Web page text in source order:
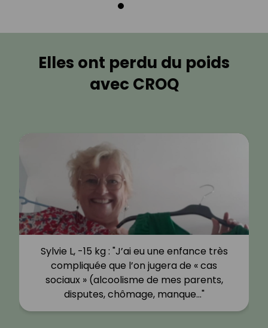
Elles ont perdu du poids
avec CROQ
Sylvie L, -15 kg : "J’ai eu une enfance très
compliquée que l’on jugera de « cas
sociaux » (alcoolisme de mes parents,
disputes, chômage, manque…"